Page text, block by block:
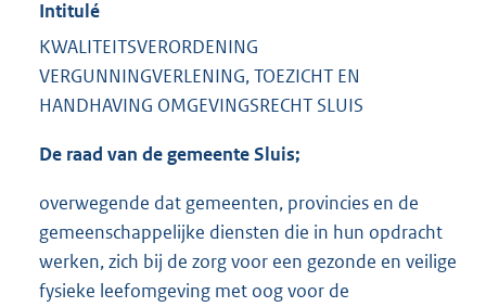
Intitulé
KWALITEITSVERORDENING
VERGUNNINGVERLENING, TOEZICHT EN
HANDHAVING OMGEVINGSRECHT SLUIS
De raad van de gemeente Sluis;
overwegende dat gemeenten, provincies en de
gemeenschappelijke diensten die in hun opdracht
werken, zich bij de zorg voor een gezonde en veilige
fysieke leefomgeving met oog voor de